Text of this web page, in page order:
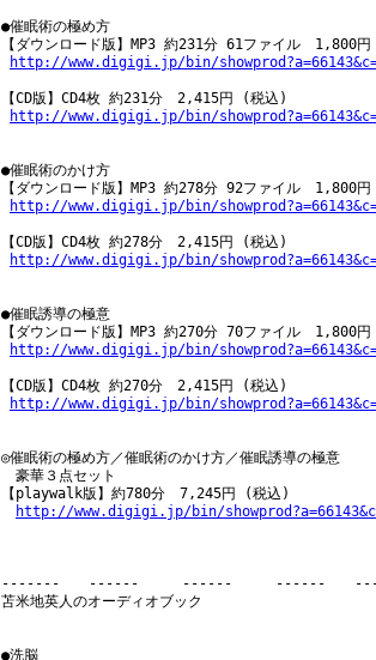
●催眠術の極め方
【ダウンロード版】MP3 約231分 61ファイル　1,800
http://www.digigi.jp/bin/
【CD版】CD4枚 約231分　2,415円 (税込)
http://www.digigi.jp/bin/
●催眠術のかけ方
【ダウンロード版】MP3 約278分 92ファイル　1,800
http://www.digigi.jp/bin/
【CD版】CD4枚 約278分　2,415円 (税込)
http://www.digigi.jp/bin/
●催眠誘導の極意
【ダウンロード版】MP3 約270分 70ファイル　1,800
http://www.digigi.jp/bin/
【CD版】CD4枚 約270分　2,415円 (税込)
http://www.digigi.jp/bin/
◎催眠術の極め方／催眠術のかけ方／催眠誘導の極意
豪華３点セット
【playwalk版】約780分　7,245円 (税込)
http://www.digigi.jp/bin/
-------　　------　　　------　　　------　　
苫米地英人のオーディオブック
●洗脳